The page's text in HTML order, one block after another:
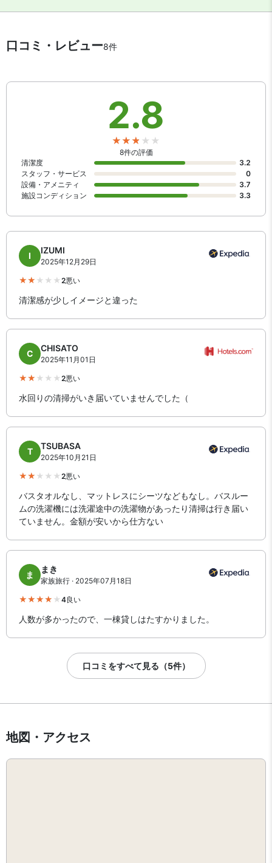
口コミ・レビュー8件
2.8
8件の評価
清潔度
3.2
スタッフ・サービス
0
設備・アメニティ
3.7
施設コンディション
3.3
I
IZUMI
2025年12月29日
2悪い
清潔感が少しイメージと違った
C
CHISATO
2025年11月01日
2悪い
水回りの清掃がいき届いていませんでした（
T
TSUBASA
2025年10月21日
2悪い
バスタオルなし、マットレスにシーツなどもなし。バスルー
ムの洗濯機には洗濯途中の洗濯物があったり清掃は行き届い
ていません。金額が安いから仕方ない
ま
まき
家族旅行 · 2025年07月18日
4良い
人数が多かったので、一棟貸しはたすかりました。
口コミをすべて見る（5件）
地図・アクセス